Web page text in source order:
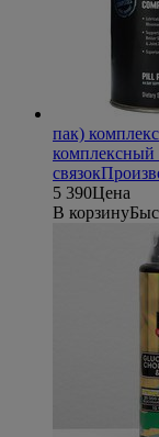
пак)
комплексный
связок
5 390Цена
В корзину